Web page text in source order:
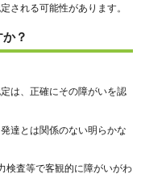
される可能性があります。
？
は、正確にその障がいを認
達とは関係のない明らかな
検査等で客観的に障がいがわ